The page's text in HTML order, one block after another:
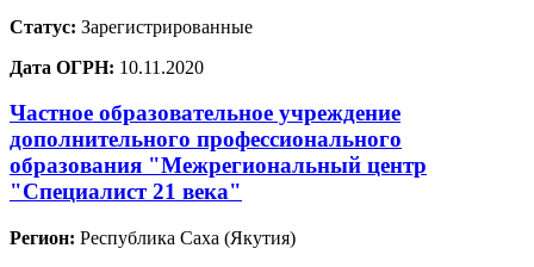
Статус: Зарегистрированные
Дата ОГРН: 10.11.2020
Частное образовательное учреждение
дополнительного профессионального
образования "Межрегиональный центр
"Специалист 21 века"
Регион: Республика Саха (Якутия)